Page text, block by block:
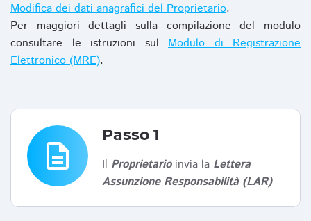
Modifica dei dati anagrafici del Proprietario.
Per maggiori dettagli sulla compilazione del modulo
consultare le istruzioni sul Modulo di Registrazione
Elettronico (MRE).
description
Passo 1
Il Proprietarioinvia la Lettera
Assunzione Responsabilità (LAR)